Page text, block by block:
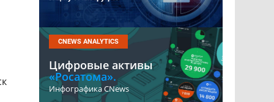
CNEWS ANALYTICS
Цифровые активы
«Росатома».
Инфографика CNews